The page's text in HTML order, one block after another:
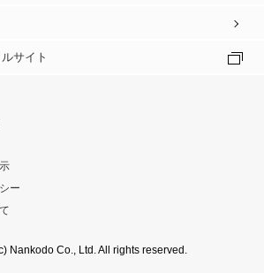
サイト
ー
Nankodo Co., Ltd. All rights reserved.